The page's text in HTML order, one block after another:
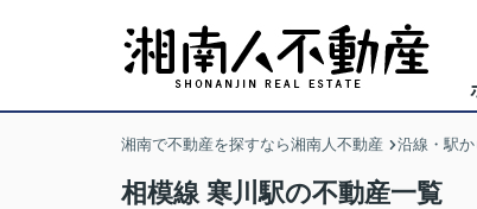
湘南で不動産を探すなら湘南人不動産 沿線・駅
相模線 寒川駅の不動産一覧